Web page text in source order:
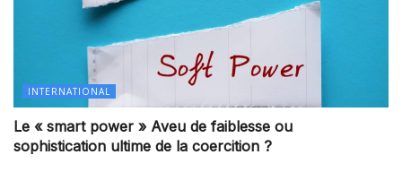
INTERNATIONAL
Le « smart power » Aveu de faiblesse ou
sophistication ultime de la coercition ?